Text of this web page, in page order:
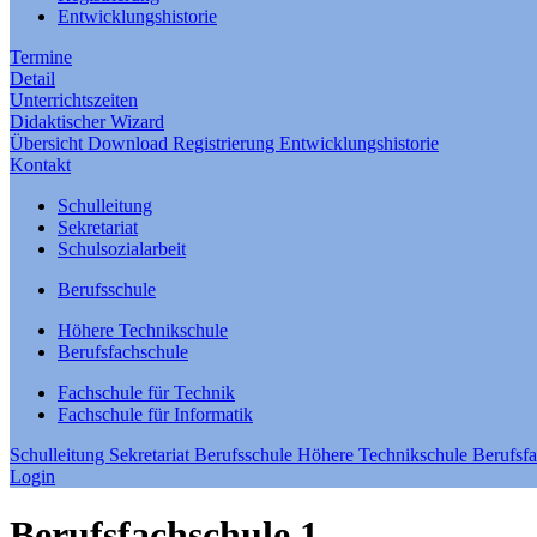
Entwicklungshistorie
Termine
Detail
Unterrichtszeiten
Didaktischer Wizard
Übersicht Download Registrierung Entwicklungshistorie
Kontakt
Schulleitung
Sekretariat
Schulsozialarbeit
Berufsschule
Höhere Technikschule
Berufsfachschule
Fachschule für Technik
Fachschule für Informatik
Schulleitung Sekretariat Berufsschule Höhere Technikschule
Login